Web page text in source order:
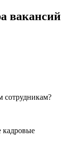
вакансий
сотрудникам?
кадровые